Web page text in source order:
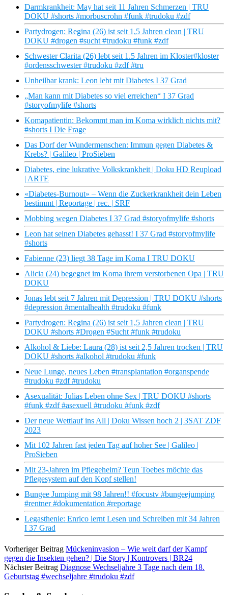
Darmkrankheit: May hat seit 11 Jahren Schmerzen | TRU
DOKU #shorts #morbuscrohn #funk #trudoku #zdf
Partydrogen: Regina (26) ist seit 1,5 Jahren clean | TRU
DOKU #drogen #sucht #trudoku #funk #zdf
Schwester Clarita (26) lebt seit 1.5 Jahren im Kloster#kloster
#ordensschwester #trudoku #zdf #tru
Unheilbar krank: Leon lebt mit Diabetes I 37 Grad
„Man kann mit Diabetes so viel erreichen“ I 37 Grad
#storyofmylife #shorts
Komapatientin: Bekommt man im Koma wirklich nichts mit?
#shorts I Die Frage
Das Dorf der Wundermenschen: Immun gegen Diabetes &
Krebs? | Galileo | ProSieben
Diabetes, eine lukrative Volkskrankheit | Doku HD Reupload
| ARTE
«Diabetes-Burnout» – Wenn die Zuckerkrankheit dein Leben
bestimmt | Reportage | rec. | SRF
Mobbing wegen Diabetes I 37 Grad #storyofmylife #shorts
Leon hat seinen Diabetes gehasst! I 37 Grad #storyofmylife
#shorts
Fabienne (23) liegt 38 Tage im Koma I TRU DOKU
Alicia (24) begegnet im Koma ihrem verstorbenen Opa | TRU
DOKU
Jonas lebt seit 7 Jahren mit Depression | TRU DOKU #shorts
#depression #mentalhealth #trudoku #funk
Partydrogen: Regina (26) ist seit 1,5 Jahren clean | TRU
DOKU #shorts #Drogen #Sucht #funk #trudoku
Alkohol & Liebe: Laura (28) ist seit 2,5 Jahren trocken | TRU
DOKU #shorts #alkohol #trudoku #funk
Neue Lunge, neues Leben #transplantation #organspende
#trudoku #zdf #trudoku
Asexualität: Julias Leben ohne Sex | TRU DOKU #shorts
#funk #zdf #asexuell #trudoku #funk #zdf
Der neue Wettlauf ins All | Doku Wissen hoch 2 | 3SAT ZDF
2023
Mit 102 Jahren fast jeden Tag auf hoher See | Galileo |
ProSieben
Mit 23-Jahren im Pflegeheim? Teun Toebes möchte das
Pflegesystem auf den Kopf stellen!
Bungee Jumping mit 98 Jahren!! #focustv #bungeejumping
#rentner #dokumentation #reportage
Legasthenie: Enrico lernt Lesen und Schreiben mit 34 Jahren
I 37 Grad
Vorheriger Beitrag Mückeninvasion – Wie weit darf der Kampf
gegen die Insekten gehen? | Die Story | Kontrovers | BR24
Nächster Beitrag Diagnose Wechseljahre 3 Tage nach dem 18.
Geburtstag #wechseljahre #trudoku #zdf